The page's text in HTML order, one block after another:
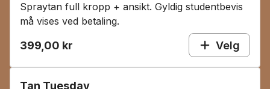
Spraytan full kropp + ansikt. Gyldig studentbevis
må vises ved betaling.
399,00 kr Velg
Tan Tuesday